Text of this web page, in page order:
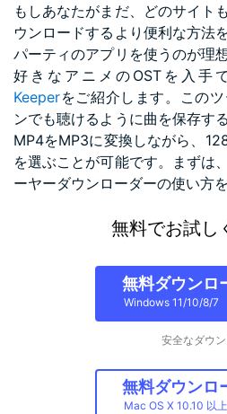
もしあなたがまだ、どのサイト
ウンロードするより便利な方法
パーティのアプリを使うのが理
好きなアニメのOSTを入手
Keeperをご紹介します。この
ンでも聴けるように曲を保存す
MP4をMP3に変換しながら、
を選ぶことが可能です。まずは
ーヤーダウンローダーの使い方
無料でお試し
無料ダウンロ
Windows 11/10/8/7
安全なダウ
無料ダウンロ
Mac OS X 10.10 以上